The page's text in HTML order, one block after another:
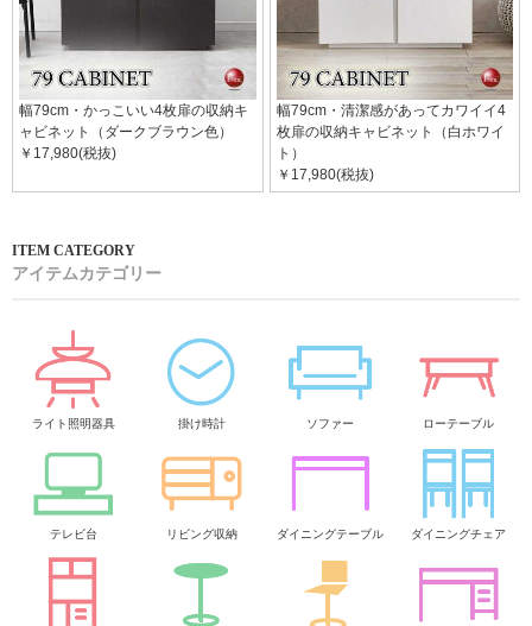
幅79cm・かっこいい4枚扉の収納キ
ャビネット（ダークブラウン色）
￥17,980(税抜)
幅79cm・清潔感があってカワイイ4
枚扉の収納キャビネット（白ホワイ
ト）
￥17,980(税抜)
アイテムカテゴリー
ライト照明器具 掛け時計 ソファー ローテーブル
テレビ台 リビング収納 ダイニングテーブル ダイニングチェア